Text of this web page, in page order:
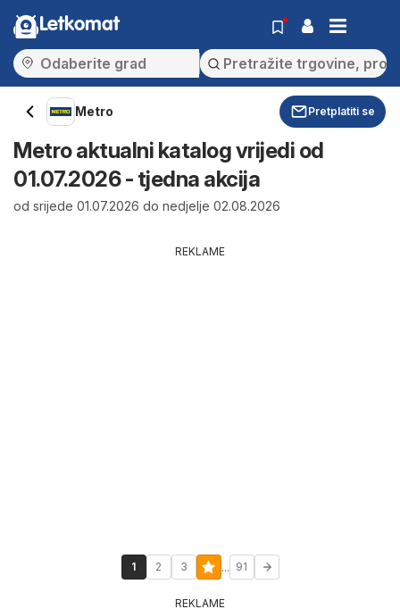
Letkomat
Metro Pretplatiti se
Metro aktualni katalog vrijedi od
01.07.2026 - tjedna akcija
od srijede 01.07.2026 do nedjelje 02.08.2026
REKLAME
1 2 3 ... 91
REKLAME